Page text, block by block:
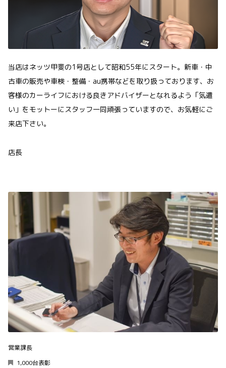
当店はネッツ甲斐の1号店として昭和55年にスタート。新車・中
古車の販売や車検・整備・au携帯などを取り扱っております、お
客様のカーライフにおける良きアドバイザーとなれるよう「気遣
い」をモットーにスタッフ一同頑張っていますので、お気軽にご
来店下さい。
店長
営業課長
1,000台表彰